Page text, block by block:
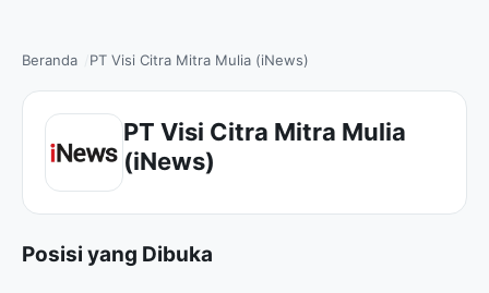
Beranda PT Visi Citra Mitra Mulia (iNews)
PT Visi Citra Mitra Mulia
(iNews)
Posisi yang Dibuka